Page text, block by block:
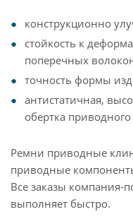
конструкционно
стойкость к
поперечных
точность формы
антистатичная,
обертка
Ремни приводные
приводные
Все заказы компания-
выполняет быстро.